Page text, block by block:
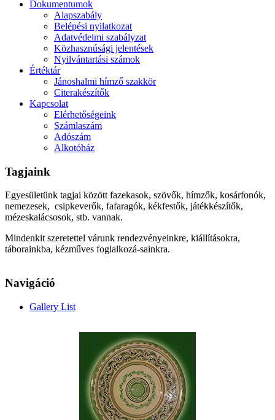
Dokumentumok
Alapszabály
Belépési nyilatkozat
Adatvédelmi szabályzat
Közhasznúsági jelentések
Nyilvántartási számok
Értéktár
Jánoshalmi hímző szakkör
Citerakészítők
Kapcsolat
Elérhetőségeink
Számlaszám
Adószám
Alkotóház
Tagjaink
Egyesületünk tagjai között fazekasok, szövők, hímzők, kosárfonók,
nemezesek, csipkeverők, fafaragók, kékfestők, játékkészítők,
mézeskalácsosok, stb. vannak.
Mindenkit szeretettel várunk rendezvényeinkre, kiállításokra,
táborainkba, kézműves foglalkozá-sainkra.
Navigáció
Gallery List